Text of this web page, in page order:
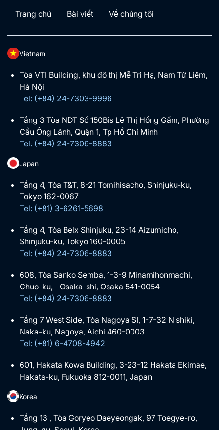
Trang chủ Bài viết Về chúng tôi
Vietnam
Tòa VTI Building, khu đô thị Mễ Trì Hạ, Nam Từ Liêm,
Hà Nội
Tel: (+84) 24-7303-9996
Tầng 3 Tòa NDT Số 150Bis Lê Thị Hồng Gấm, Phường
Cầu Ông Lãnh, Quận 1, Tp Hồ Chí Minh
Tel: (+84) 24-7306-8883
Japan
Tầng 4, Tòa T&T, 8-21 Tomihisacho, Shinjuku-ku,
Tokyo 162-0067
Tel: (+81) 3-6261-5698
Tầng 4, Tòa Belx Shinjuku, 23-14 Aizumicho,
Shinjuku-ku, Tokyo 160-0005
Tel: (+84) 24-7306-8883
608, Tòa Sanko Semba, 1-3-9 Minamihonmachi,
Chuo-ku, Osaka-shi, Osaka 541-0054
Tel: (+84) 24-7306-8883
Tầng 7 West Side, Tòa Nagoya SI, 1-7-32 Nishiki,
Naka-ku, Nagoya, Aichi 460-0003
Tel: (+81) 6-4708-4942
601, Hakata Kowa Building, 3-23-12 Hakata Ekimae,
Hakata-ku, Fukuoka 812-0011, Japan
Korea
Tầng 13 , Tòa Goryeo Daeyeongak, 97 Toegye-ro,